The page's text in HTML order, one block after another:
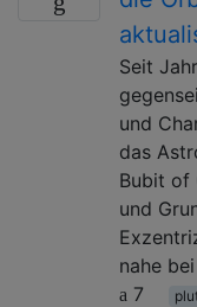
Seit
und
das
Bubit of
und
nahe
7